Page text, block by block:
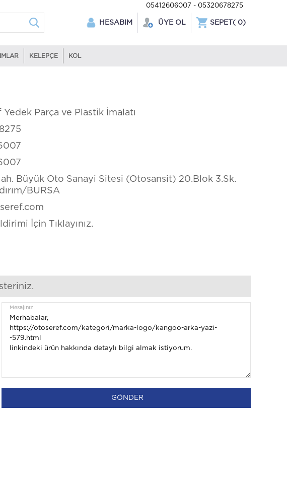
05412606007 - 05320678275
HESABIM ÜYE OL SEPET( 0)
KELEPÇE KOL
Parça ve Plastik İmalatı
Büyük Oto Sanayi Sitesi (Otosansit) 20.Blok 3.Sk.
BURSA
İçin Tıklayınız.
Mesajınız